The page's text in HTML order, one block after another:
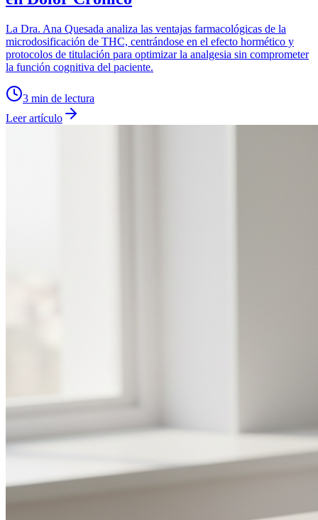
La Dra. Ana Quesada analiza las ventajas farmacológicas de la
microdosificación de THC, centrándose en el efecto hormético y
protocolos de titulación para optimizar la analgesia sin comprometer
la función cognitiva del paciente.
3 min de lectura
Leer artículo